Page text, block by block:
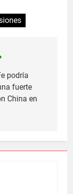
podría
fuerte
China en